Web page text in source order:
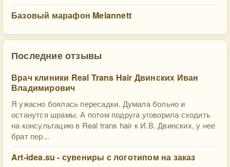
Базовый марафон Melannett
Последние отзывы
Врач клиники Real Trans Hair Двинских Иван
Владимирович
Я ужасно боялась пересадки. Думала больно и
останутся шрамы. А потом подруга уговорила сходить
на консультацию в Real trans hair к И.В. Двинских, у нее
брат пер...
Art-idea.su - сувениры с логотипом на заказ